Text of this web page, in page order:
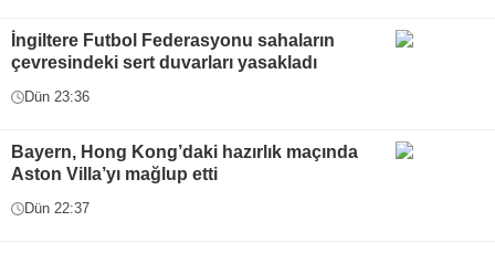
İngiltere Futbol Federasyonu sahaların
çevresindeki sert duvarları yasakladı
Dün 23:36
Bayern, Hong Kong’daki hazırlık maçında
Aston Villa’yı mağlup etti
Dün 22:37